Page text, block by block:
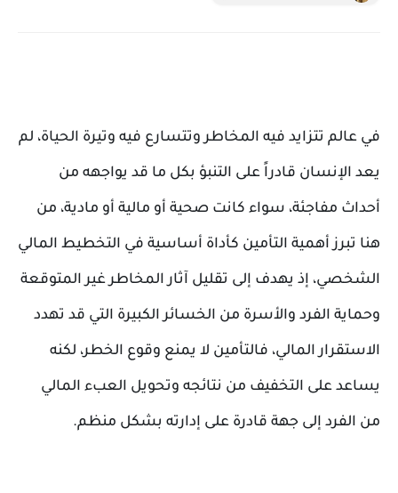
في عالم تتزايد فيه المخاطر وتتسارع فيه وتيرة الحياة، لم
يعد الإنسان قادراً على التنبؤ بكل ما قد يواجهه من
أحداث مفاجئة، سواء كانت صحية أو مالية أو مادية، من
هنا تبرز أهمية التأمين كأداة أساسية في التخطيط المالي
الشخصي، إذ يهدف إلى تقليل آثار المخاطر غير المتوقعة
وحماية الفرد والأسرة من الخسائر الكبيرة التي قد تهدد
الاستقرار المالي، فالتأمين لا يمنع وقوع الخطر، لكنه
يساعد على التخفيف من نتائجه وتحويل العبء المالي
من الفرد إلى جهة قادرة على إدارته بشكل منظم.